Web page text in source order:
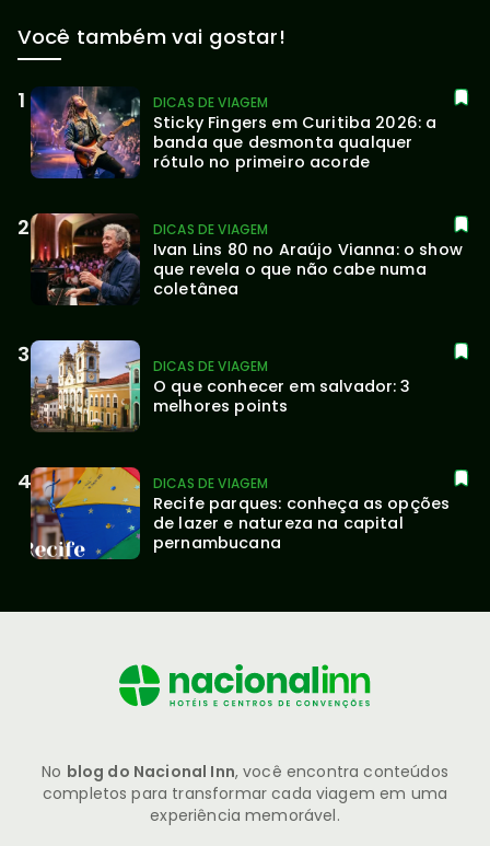
Você também vai gostar!
DICAS DE VIAGEM
Sticky Fingers em Curitiba 2026: a
banda que desmonta qualquer
rótulo no primeiro acorde
DICAS DE VIAGEM
Ivan Lins 80 no Araújo Vianna: o show
que revela o que não cabe numa
coletânea
DICAS DE VIAGEM
O que conhecer em salvador: 3
melhores points
DICAS DE VIAGEM
Recife parques: conheça as opções
de lazer e natureza na capital
pernambucana
No blog do Nacional Inn, você encontra conteúdos
completos para transformar cada viagem em uma
experiência memorável.